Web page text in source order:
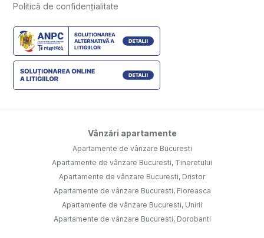
Politică de confidențialitate
Vânzări apartamente
Apartamente de vânzare Bucuresti
Apartamente de vânzare Bucuresti, Tineretului
Apartamente de vânzare Bucuresti, Dristor
Apartamente de vânzare Bucuresti, Floreasca
Apartamente de vânzare Bucuresti, Unirii
Apartamente de vânzare Bucuresti, Dorobanti